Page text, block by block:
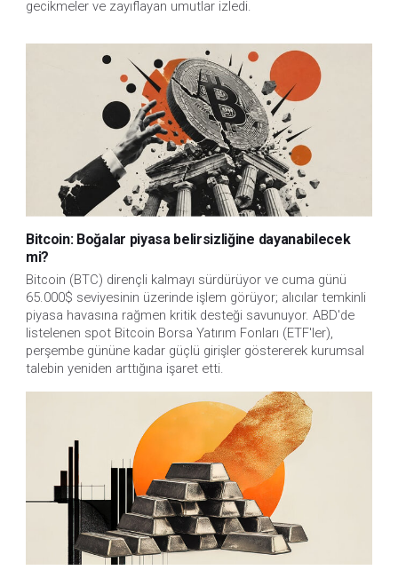
gecikmeler ve zayıflayan umutlar izledi.
Bitcoin: Boğalar piyasa belirsizliğine dayanabilecek
mi?
Bitcoin (BTC) dirençli kalmayı sürdürüyor ve cuma günü
65.000$ seviyesinin üzerinde işlem görüyor; alıcılar temkinli
piyasa havasına rağmen kritik desteği savunuyor. ABD'de
listelenen spot Bitcoin Borsa Yatırım Fonları (ETF'ler),
perşembe gününe kadar güçlü girişler göstererek kurumsal
talebin yeniden arttığına işaret etti.